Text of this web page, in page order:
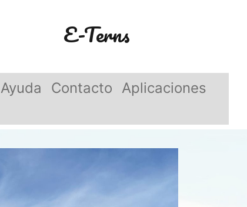
E-Terns
Ayuda Contacto Aplicaciones